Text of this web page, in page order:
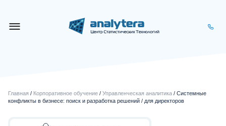
Главная / Корпоративное обучение / Управленческая аналитика / Системные
конфликты в бизнесе: поиск и разработка решений / для директоров